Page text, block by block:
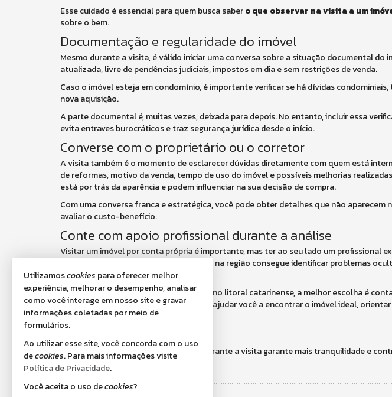
Esse cuidado é essencial para quem busca sabero que observar na visita a um
sobre o bem.
Documentação e regularidade do imóvel
Mesmo durante a visita, é válido iniciar uma conversa sobre a situação documental do
atualizada, livre de pendências judiciais, impostos em dia e sem restrições de venda.
Caso o imóvel esteja em condomínio, é importante verificar se há dívidas
nova aquisição.
A parte documental é, muitas vezes, deixada para depois. No entanto, incluir essa
evita entraves burocráticos e traz segurança jurídica desde o início.
Converse com o proprietário ou o corretor
A visita também é o momento de esclarecer dúvidas diretamente com quem está
de reformas, motivo da venda, tempo de uso do imóvel e possíveis melhorias
está por trás da aparência e podem influenciar na sua decisão de compra.
Com uma conversa franca e estratégica, você pode obter detalhes que não aparecem
avaliar o custo-benefício.
Conte com apoio profissional durante a análise
Visitar um imóvel por conta própria é importante, mas ter ao seu lado um profissional
interesses. Um corretor com experiência na região consegue identificar problemas
de mercado.
Por isso, se você está buscando imóveis no litoral catarinense, a melhor escolha é
conhecimento do mercado local, ela vai ajudar você a encontrar o imóvel ideal,
segurança e eficiência.
A presença de uma equipe preparada durante a visita garante mais tranquilidade e
critérios reais e objetivos.
Utilizamoscookies para oferecer melhor
experiência, melhorar o desempenho, analisar
como você interage em nosso site e gravar
informações coletadas por meio de
formulários.
Ao utilizar esse site, você concorda com o uso
decookies. Para mais informações visite
Política de Privacidade.
Você aceita o uso decookies?